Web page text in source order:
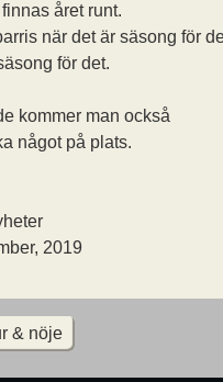
året runt.
när det är säsong för
för det.
kommer man också
något på plats.
2019
& nöje